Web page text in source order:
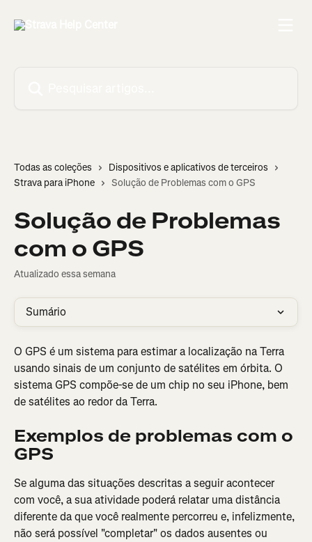
Todas as coleções
Dispositivos e aplicativos de terceiros
Strava para iPhone
Solução de Problemas com o GPS
Solução de Problemas
com o GPS
Atualizado essa semana
Sumário
O GPS é um sistema para estimar a localização na Terra
usando sinais de um conjunto de satélites em órbita. O
sistema GPS compõe-se de um chip no seu iPhone, bem
de satélites ao redor da Terra.
Exemplos de problemas com o
GPS
Se alguma das situações descritas a seguir acontecer
com você, a sua atividade poderá relatar uma distância
diferente da que você realmente percorreu e, infelizmente,
não será possível "completar" os dados ausentes ou